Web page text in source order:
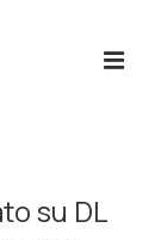
su DL